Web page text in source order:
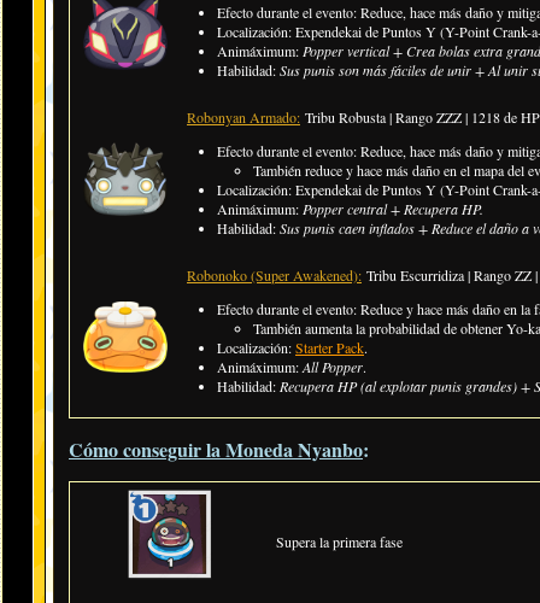
Efecto durante el evento: Reduce, hace más daño y
Localización: Expendekai de Puntos Y (Y-Point Crank-
Animáximum: Popper vertical + Crea bolas extra
Habilidad:Sus punis son más fáciles de unir + Al unir
Robonyan Armado: Tribu Robusta | Rango ZZZ | 1218 de
Efecto durante el evento: Reduce, hace más daño y
También reduce y hace más daño en el mapa del
Localización: Expendekai de Puntos Y (Y-Point Crank-
Animáximum: Popper central + Recupera HP.
Habilidad:Sus punis caen inflados + Reduce el daño a
Robonoko (Super Awakened): Tribu Escurridiza | Rango ZZ
Efecto durante el evento: Reduce y hace más daño en la
También aumenta la probabilidad de obtener Yo-
Localización:Starter Pack.
Animáximum:All Popper.
Habilidad: Recupera HP (al explotar punis grandes) +
Cómo conseguir la Moneda Nyanbo:
Supera la primera fase